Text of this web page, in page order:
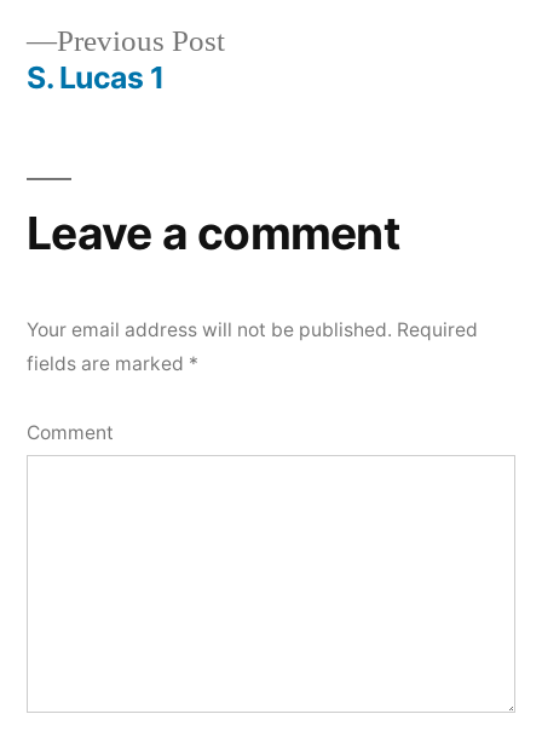
navigation
Previous PostPrevious
S. Lucas 1
Leave a comment
Your email address will not be published. Required
fields are marked *
Comment